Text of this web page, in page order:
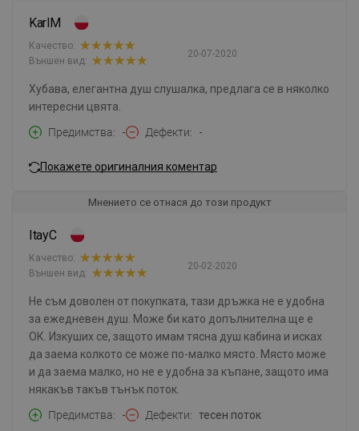
KarlM
20-07-2020
Качество:
Външен вид:
Хубава, елегантна душ слушалка, предлага се в няколко
интересни цвята.
Предимства
- Дефекти -
Покажете оригиналния коментар
Мнението се отнася до този продукт
ItayC
20-02-2020
Качество:
Външен вид:
Не съм доволен от покупката, тази дръжка не е удобна
за ежедневен душ. Може би като допълнителна ще е
ОК. Изкуших се, защото имам тясна душ кабина и исках
да заема колкото се може по-малко място. Място може
и да заема малко, но не е удобна за къпане, защото има
някакъв такъв тънък поток.
Предимства
- Дефекти тесен поток